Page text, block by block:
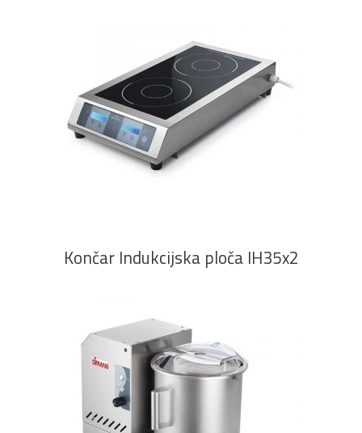
PROČITAJ VIŠE
Končar Indukcijska ploča IH35x2